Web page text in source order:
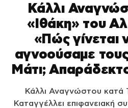
Κάλλι
«Ιθάκη» του
«Πώς γίνεται
αγνοούσαμε
Μάτι;
Κάλλι Αναγνώστου κατά
Καταγγέλλει επιφανειακή